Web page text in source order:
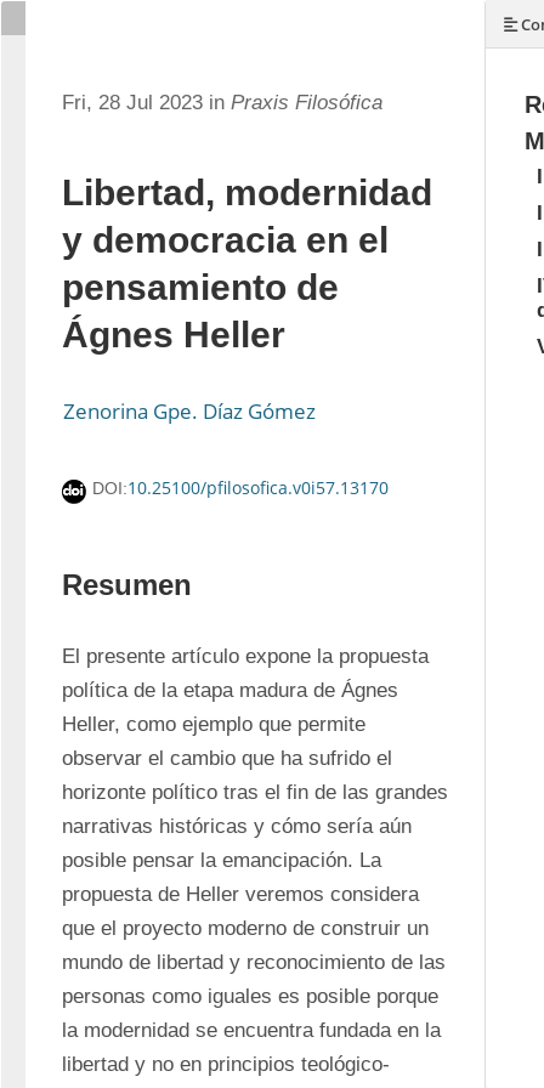
Fri, 28 Jul 2023 in Praxis Filosófica
Libertad, modernidad
y democracia en el
pensamiento de
Ágnes Heller
Zenorina Gpe. Díaz Gómez
DOI:10.25100/pfilosofica.v0i57.13170
Resumen
El presente artículo expone la propuesta
política de la etapa madura de Ágnes
Heller, como ejemplo que permite
observar el cambio que ha sufrido el
horizonte político tras el fin de las grandes
narrativas históricas y cómo sería aún
posible pensar la emancipación. La
propuesta de Heller veremos considera
que el proyecto moderno de construir un
mundo de libertad y reconocimiento de las
personas como iguales es posible porque
la modernidad se encuentra fundada en la
libertad y no en principios teológico-